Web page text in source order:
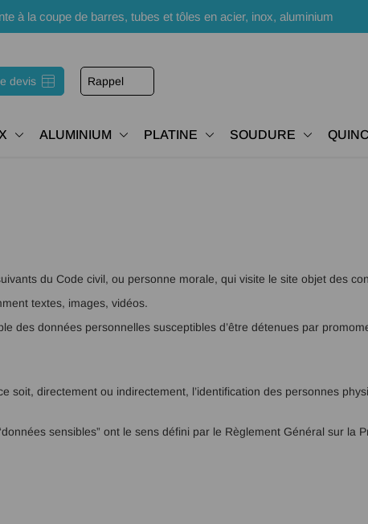
la coupe de barres, tubes et tôles en acier, inox, aluminium
devis Rappel
ALUMINIUM PLATINE SOUDURE
du Code civil, ou personne morale, qui visite le site objet des
textes, images, vidéos.
des données personnelles susceptibles d’être détenues par
directement ou indirectement, l’identification des personnes
sensibles” ont le sens défini par le Règlement Général sur la